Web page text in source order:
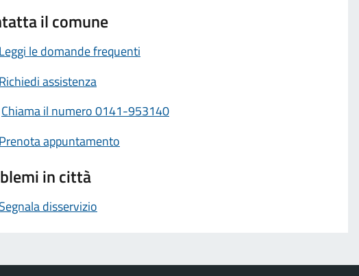
il comune
Leggi le domande frequenti
Richiedi assistenza
Chiama il numero 0141-953140
Prenota appuntamento
in città
Segnala disservizio